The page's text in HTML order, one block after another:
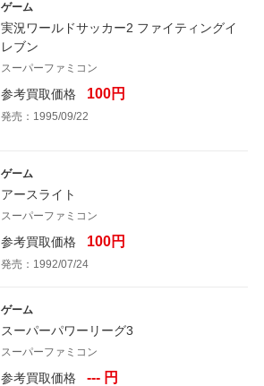
ゲーム
実況ワールドサッカー2 ファイティングイ
レブン
スーパーファミコン
参考買取価格 100円
発売：1995/09/22
ゲーム
アースライト
スーパーファミコン
参考買取価格 100円
発売：1992/07/24
ゲーム
スーパーパワーリーグ3
スーパーファミコン
参考買取価格 --- 円